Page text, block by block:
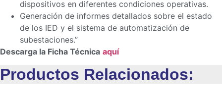
dispositivos en diferentes condiciones operativas.
Generación de informes detallados sobre el estado
de los IED y el sistema de automatización de
subestaciones.”
Descarga la Ficha Técnica aquí
Productos Relacionados: